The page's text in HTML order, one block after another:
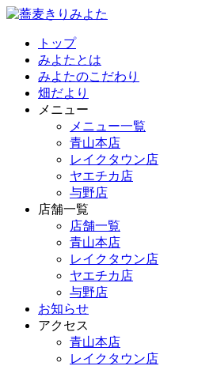
トップ
みよたとは
みよたのこだわり
畑だより
メニュー
メニュー一覧
青山本店
レイクタウン店
ヤエチカ店
与野店
店舗一覧
店舗一覧
青山本店
レイクタウン店
ヤエチカ店
与野店
お知らせ
アクセス
青山本店
レイクタウン店